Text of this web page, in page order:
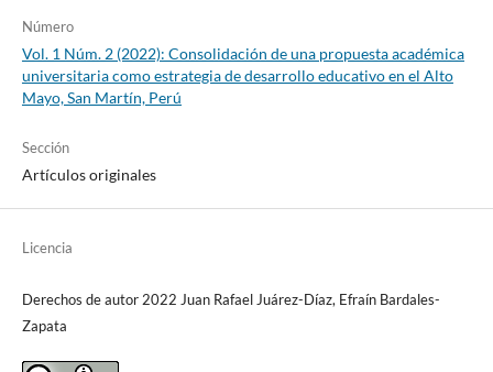
Número
Vol. 1 Núm. 2 (2022): Consolidación de una propuesta académica
universitaria como estrategia de desarrollo educativo en el Alto
Mayo, San Martín, Perú
Sección
Artículos originales
Licencia
Derechos de autor 2022 Juan Rafael Juárez-Díaz, Efraín Bardales-
Zapata